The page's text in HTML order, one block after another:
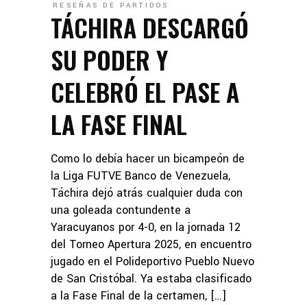
RESEÑAS DE PARTIDOS
TÁCHIRA DESCARGÓ
SU PODER Y
CELEBRÓ EL PASE A
LA FASE FINAL
Como lo debía hacer un bicampeón de
la Liga FUTVE Banco de Venezuela,
Táchira dejó atrás cualquier duda con
una goleada contundente a
Yaracuyanos por 4-0, en la jornada 12
del Torneo Apertura 2025, en encuentro
jugado en el Polideportivo Pueblo Nuevo
de San Cristóbal. Ya estaba clasificado
a la Fase Final de la certamen, […]